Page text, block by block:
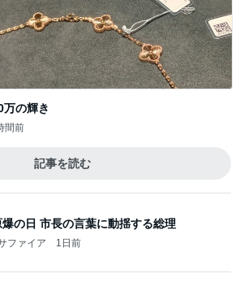
の輝き
間前
記事を読む
爆の日 市長の言葉に動揺する総理
ファイア 1日前